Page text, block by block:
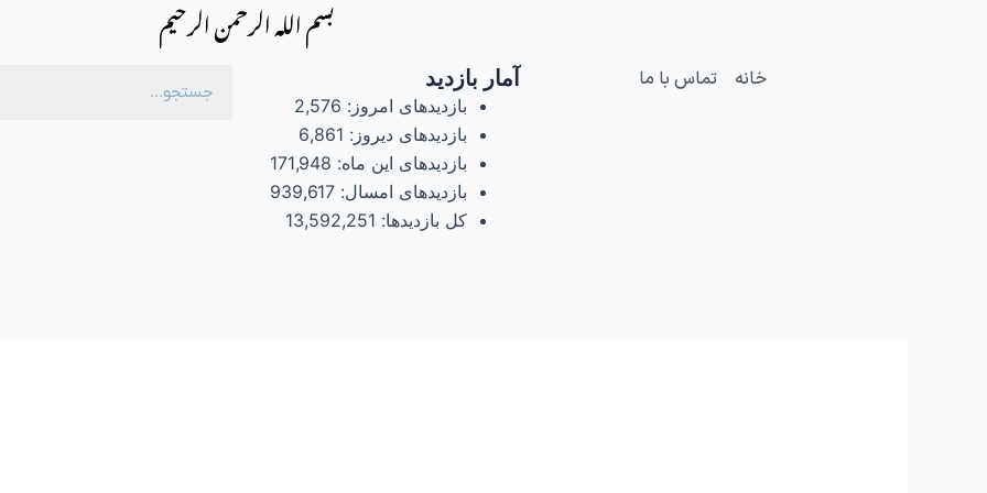
بسم الله الرحمن الرحیم
خانه تماس با ما آمار بازدید
بازدیدهای امروز: 2,576
بازدیدهای دیروز: 6,861
بازدیدهای این ماه: 171,948
بازدیدهای امسال:939,617
کل بازدیدها: 13,592,251